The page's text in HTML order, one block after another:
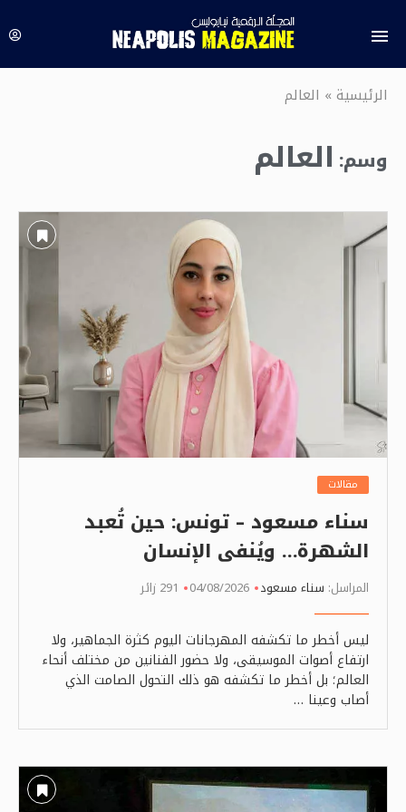
الرئيسية» العالم
وسم: العالم
مقالات
سناء مسعود – تونس: حين تُعبد
الشهرة… ويُنفى الإنسان
المراسل: سناء مسعود 04/08/2026 291 زائر
ليس أخطر ما تكشفه المهرجانات اليوم كثرة الجماهير، ولا
ارتفاع أصوات الموسيقى، ولا حضور الفنانين من مختلف أنحاء
العالم؛ بل أخطر ما تكشفه هو ذلك التحول الصامت الذي
أصاب وعينا …